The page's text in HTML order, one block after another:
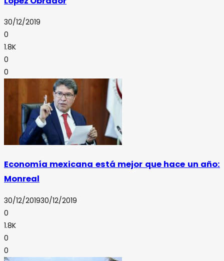
30/12/2019
0
1.8K
0
0
Economía mexicana está mejor que hace un año:
Monreal
30/12/201930/12/2019
0
1.8K
0
0